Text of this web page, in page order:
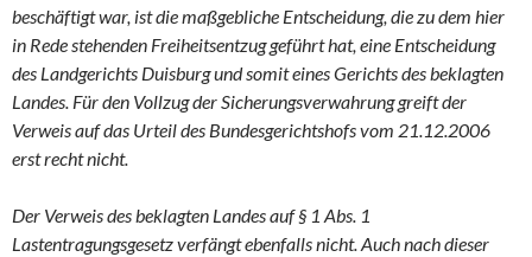
beschäftigt war, ist die maßgebliche Entscheidung, die zu dem hier
in Rede stehenden Freiheitsentzug geführt hat, eine Entscheidung
des Landgerichts Duisburg und somit eines Gerichts des beklagten
Landes. Für den Vollzug der Sicherungsverwahrung greift der
Verweis auf das Urteil des Bundesgerichtshofs vom 21.12.2006
erst recht nicht.
Der Verweis des beklagten Landes auf § 1 Abs. 1
Lastentragungsgesetz verfängt ebenfalls nicht. Auch nach dieser